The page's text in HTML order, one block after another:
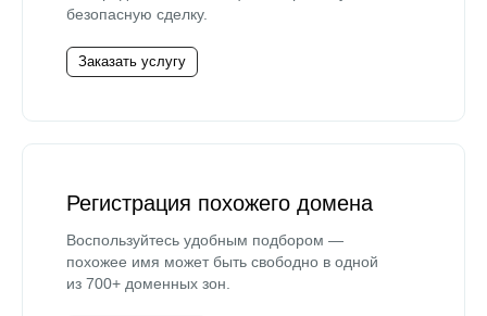
безопасную сделку.
Заказать услугу
Регистрация похожего домена
Воспользуйтесь удобным подбором —
похожее имя может быть свободно в одной
из 700+ доменных зон.